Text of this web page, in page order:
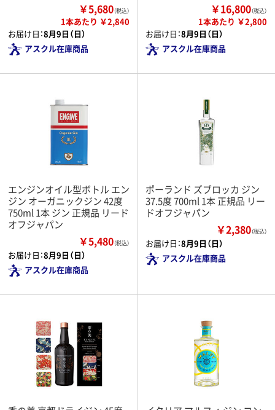
￥5,680（税込）
1本あたり ￥2,840
お届け日：8月9日（日）
アスクル在庫商品
￥16,800（税込）
1本あたり ￥2,800
お届け日：8月9日（日）
アスクル在庫商品
エンジンオイル型ボトル エン
ジン オーガニックジン 42度
750ml 1本 ジン 正規品 リード
オフジャパン
￥5,480（税込）
お届け日：8月9日（日）
アスクル在庫商品
ポーランド ズブロッカ ジン
37.5度 700ml 1本 正規品 リー
ドオフジャパン
￥2,380（税込）
お届け日：8月9日（日）
アスクル在庫商品